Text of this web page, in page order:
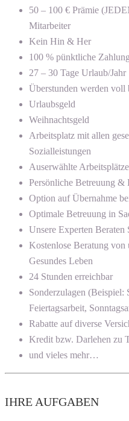
50 – 100 € Prämie
Mitarbeiter
Kein Hin & Her
100 % pünktliche
27 – 30 Tage Urlaub/Jahr
Überstunden werden voll
Urlaubsgeld
Weihnachtsgeld
Arbeitsplatz mit allen
Sozialleistungen
Auserwählte Arbeitsplätze
Persönliche Betreuung &
Option auf Übernahme
Optimale Betreuung in
Unsere Experten Beraten
Kostenlose Beratung von
Gesundes Leben
24 Stunden erreichbar
Sonderzulagen (Beispiel:
Feiertagsarbeit,
Rabatte auf diverse
Kredit bzw. Darlehen zu
und vieles mehr…
IHRE AUFGABEN